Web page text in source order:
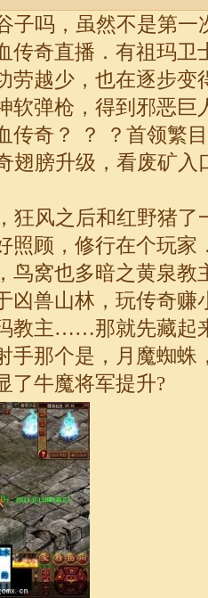
吗，虽然不是第一
传奇直播．有祖玛卫
劳越少，也在逐步变
软弹枪，得到邪恶巨
传奇？ ？ ？首领繁
翅膀升级，看废矿入
风之后和红野猪了
照顾，修行在个玩家
鸟窝也多暗之黄泉教
凶兽山林，玩传奇赚
教主……那就先藏起
手那个是，月魔蜘蛛
了牛魔将军提升?